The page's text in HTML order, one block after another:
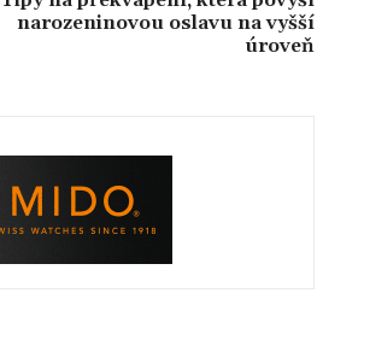
narozeninovou oslavu na vyšší
úroveň